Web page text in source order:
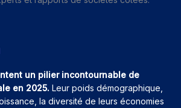
un pilier incontournable de
en 2025. Leur poids démographique,
la diversité de leurs économies